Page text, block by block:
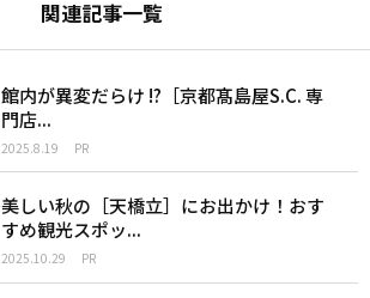
関連記事一覧
館内が異変だらけ !?［京都髙島屋S.C. 専
門店...
2025.8.19 PR
美しい秋の［天橋立］にお出かけ！おす
すめ観光スポッ...
2025.10.29 PR